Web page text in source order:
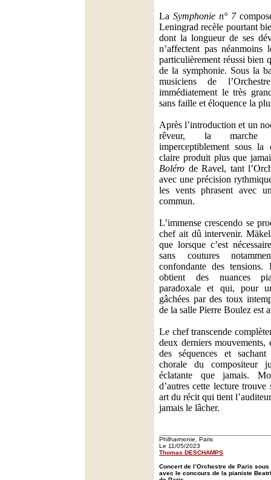
La Symphonie n° 7
Leningrad recèle pourtant
dont la longueur de ses
n’affectent pas néanmoins
particulièrement réussi bien
de la symphonie. Sous la
musiciens de
immédiatement le très
sans faille et éloquence la
Après l’introduction et un
rêveur, la marche
imperceptiblement sous la
claire produit plus que
Boléro de Ravel, tant
avec une précision
les vents phrasent avec
commun.
L’immense crescendo se
chef ait dû intervenir.
que lorsque c’est
sans coutures
confondante des
obtient des nuances
paradoxale et qui, pour
gâchées par des toux
de la salle Pierre Boulez est
Le chef transcende
deux derniers mouvements,
des séquences et
chorale du compositeur
éclatante que jamais.
d’autres cette lecture
art du récit qui tient
jamais le lâcher.
Philharmonie, Paris
Le 11/05/2023
Thomas DESCHAMPS
Concert de l’Orchestre de Paris
avec le concours de la pianiste